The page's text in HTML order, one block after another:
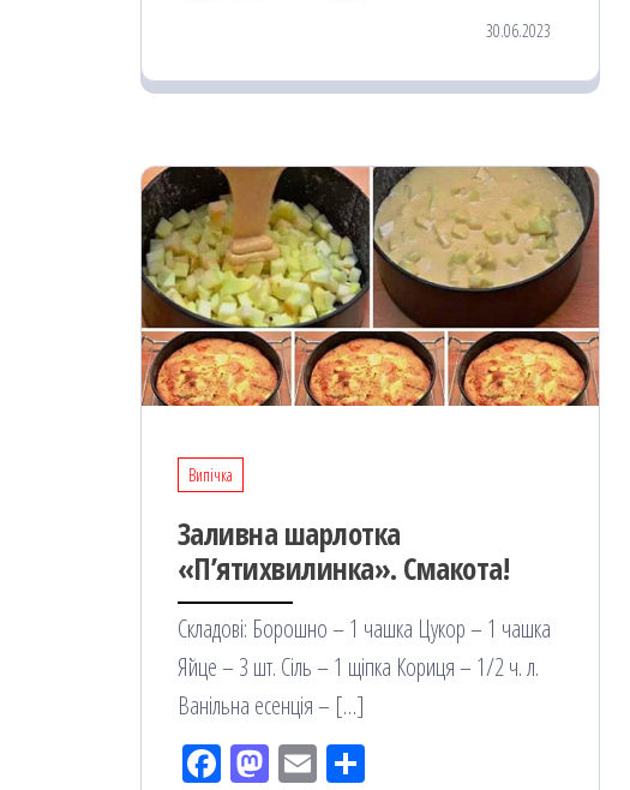
k on ис
30.06.2023
Випічка
Заливна шарлотка
«П’ятихвилинка». Смакота!
Складові: Борошно – 1 чашка Цукор – 1 чашка
Яйце – 3 шт. Сіль – 1 щіпка Кориця – 1/2 ч. л.
Ванільна есенція – […]
Fac M Em